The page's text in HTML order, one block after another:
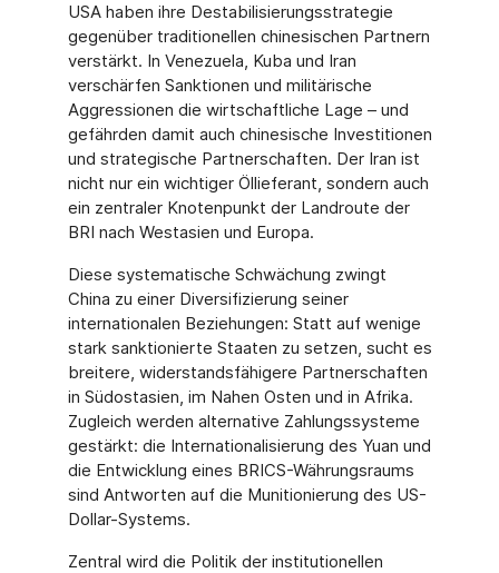
USA haben ihre Destabilisierungsstrategie
gegenüber traditionellen chinesischen Partnern
verstärkt. In Venezuela, Kuba und Iran
verschärfen Sanktionen und militärische
Aggressionen die wirtschaftliche Lage – und
gefährden damit auch chinesische Investitionen
und strategische Partnerschaften. Der Iran ist
nicht nur ein wichtiger Öllieferant, sondern auch
ein zentraler Knotenpunkt der Landroute der
BRI nach Westasien und Europa.
Diese systematische Schwächung zwingt
China zu einer Diversifizierung seiner
internationalen Beziehungen: Statt auf wenige
stark sanktionierte Staaten zu setzen, sucht es
breitere, widerstandsfähigere Partnerschaften
in Südostasien, im Nahen Osten und in Afrika.
Zugleich werden alternative Zahlungssysteme
gestärkt: die Internationalisierung des Yuan und
die Entwicklung eines BRICS-Währungsraums
sind Antworten auf die Munitionierung des US-
Dollar-Systems.
Zentral wird die Politik der institutionellen